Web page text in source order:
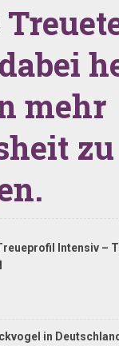
mehr
zu
Intensiv –
in